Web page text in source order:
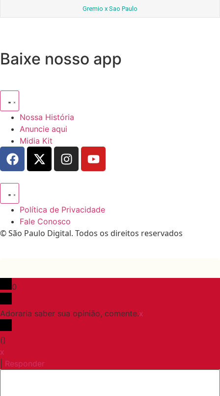
Gremio x Sao Paulo
Baixe nosso app
Nossa História
Anuncie aqui
Midia Kit
Política de Privacidade
Fale Conosco
© São Paulo Digital. Todos os direitos reservados
0
Adoraria saber sua opinião, comente.x
()
x
Responder